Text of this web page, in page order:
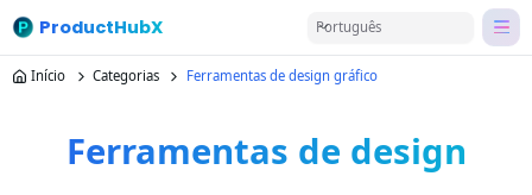
ProductHubX Português
Início Categorias Ferramentas de design gráfico
Ferramentas de design